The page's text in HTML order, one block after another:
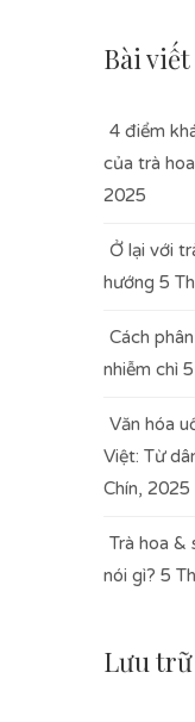
Bài
4 điểm
của trà
2025
Ở lại với
hướng 5
Cách
nhiễm chì
Văn hóa
Việt: Từ
Chín, 2025
Trà hoa &
nói gì? 5
Lưu trữ